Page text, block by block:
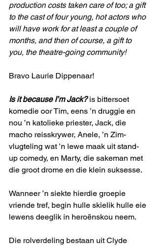
production costs taken care of too; a gift
to the cast of four young, hot actors who
will have work for at least a couple of
months, and then of course, a gift to
you, the theatre-going community!
Bravo Laurie Dippenaar!
Is it because I’m Jack? is bittersoet
komedie oor Tim, eens ’n druggie en
nou ’n katolieke priester, Jack, die
macho reisskrywer, Anele, ’n Zim-
vlugteling wat ’n lewe maak uit stand-
up comedy, en Marty, die sakeman met
die groot drome en die klein suksesse.
Wanneer ’n siekte hierdie groepie
vriende tref, begin hulle skielik hulle eie
lewens deeglik in heroënskou neem.
Die rolverdeling bestaan uit Clyde